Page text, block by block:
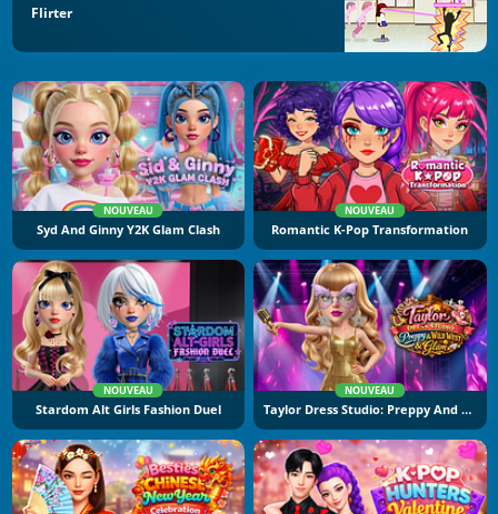
Flirter
NOUVEAU
Syd And Ginny Y2K Glam Clash
NOUVEAU
Romantic K-Pop Transformation
NOUVEAU
Stardom Alt Girls Fashion Duel
NOUVEAU
Taylor Dress Studio: Preppy And Wild West Glam